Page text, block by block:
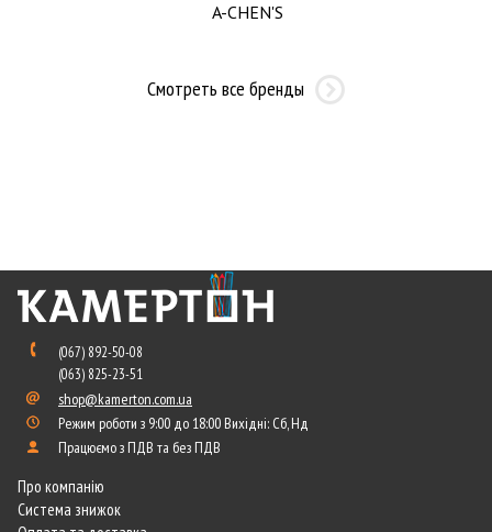
A-CHEN'S
Смотреть все бренды
(067) 892-50-08
(063) 825-23-51
shop@kamerton.com.ua
Режим роботи з 9:00 до 18:00 Вихідні: Сб, Нд
Працюємо з ПДВ та без ПДВ
Про компанію
Система знижок